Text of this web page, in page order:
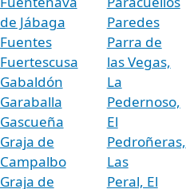
de Jábaga
Fuentes
Fuertescusa
Gabaldón
Garaballa
Gascueña
Graja de
Campalbo
Graja de
Paredes
Parra de
las Vegas,
La
Pedernoso,
El
Pedroñeras,
Las
Peral, El